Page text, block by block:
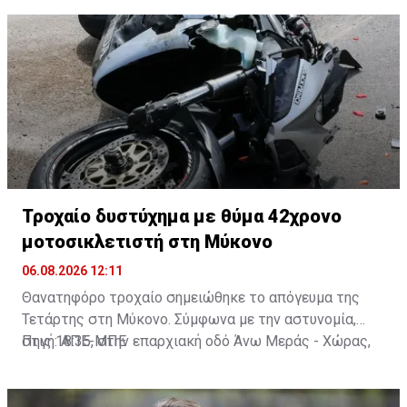
Τροχαίο δυστύχημα με θύμα 42χρονο
μοτοσικλετιστή στη Μύκονο
06.08.2026 12:11
Θανατηφόρο τροχαίο σημειώθηκε το απόγευμα της
Τετάρτης στη Μύκονο. Σύμφωνα με την αστυνομία,
στις 18:35, στην επαρχιακή οδό Άνω Μεράς - Χώρας,
πορείας της, πέρασε στο αντίθετο ρεύμα και
Πηγή: ΑΠΕ-ΜΠΕ